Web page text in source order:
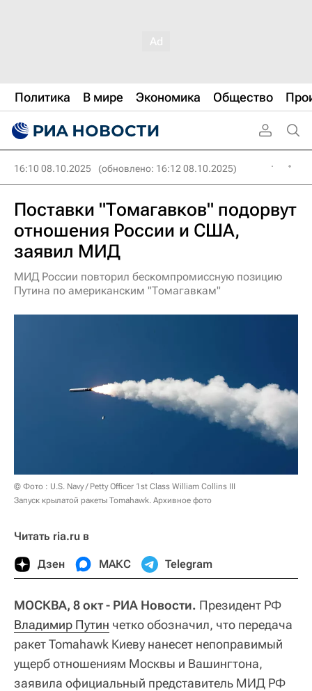
Политика В мире Экономика Общество
16:10 08.10.2025 (обновлено: 16:12 08.10.2025)
Поставки "Томагавков" подорвут
отношения России и США,
заявил МИД
МИД России повторил бескомпромиссную позицию
Путина по американским "Томагавкам"
© Фото : U.S. Navy / Petty Officer 1st Class William Collins III
Запуск крылатой ракеты Tomahawk. Архивное фото
Читать ria.ru в
Дзен МАКС Telegram
МОСКВА, 8 окт - РИА Новости. Президент РФ
Владимир Путин четко обозначил, что передача
ракет Tomahawk Киеву нанесет непоправимый
ущерб отношениям Москвы и Вашингтона,
заявила официальный представитель МИД РФ